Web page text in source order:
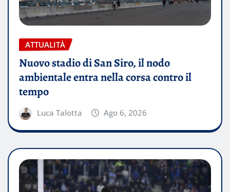
ATTUALITÀ
Nuovo stadio di San Siro, il nodo
ambientale entra nella corsa contro il
tempo
Luca Talotta Ago 6, 2026